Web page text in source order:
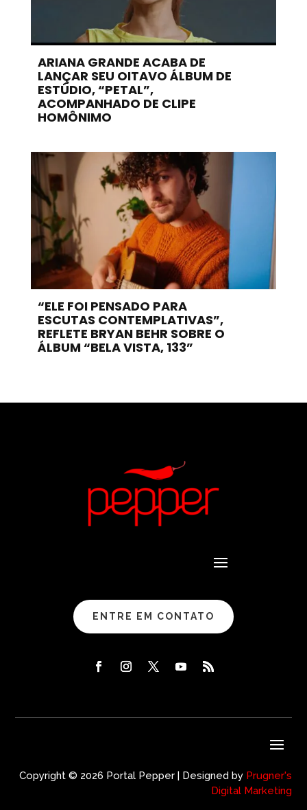
ARIANA GRANDE ACABA DE
LANÇAR SEU OITAVO ÁLBUM DE
ESTÚDIO, “PETAL”,
ACOMPANHADO DE CLIPE
HOMÔNIMO
“ELE FOI PENSADO PARA
ESCUTAS CONTEMPLATIVAS”,
REFLETE BRYAN BEHR SOBRE O
ÁLBUM “BELA VISTA, 133”
ENTRE EM CONTATO
Copyright © 2026 Portal Pepper | Designed by Prugner's
Digital Marketing